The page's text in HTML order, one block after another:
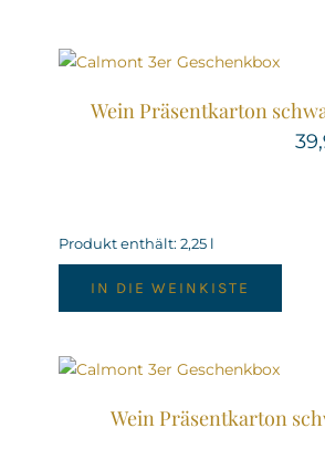
Wein Präsentkarton
Produkt enthält: 2,25 l
IN DIE WEINKISTE
Wein Präsentkarton